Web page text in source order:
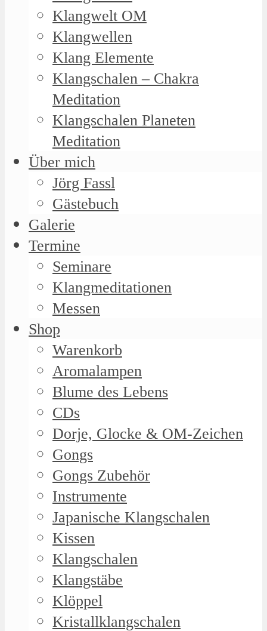
Klangwelt OM
Klangwellen
Klang Elemente
Klangschalen – Chakra
Meditation
Klangschalen Planeten
Meditation
Über mich
Jörg Fassl
Gästebuch
Galerie
Termine
Seminare
Klangmeditationen
Messen
Shop
Warenkorb
Aromalampen
Blume des Lebens
CDs
Dorje, Glocke & OM-Zeichen
Gongs
Gongs Zubehör
Instrumente
Japanische Klangschalen
Kissen
Klangschalen
Klangstäbe
Klöppel
Kristallklangschalen